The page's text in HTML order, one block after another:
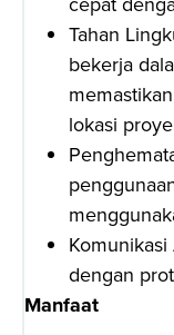
Tahan
bekerja
lokasi
dengan
Manfaat